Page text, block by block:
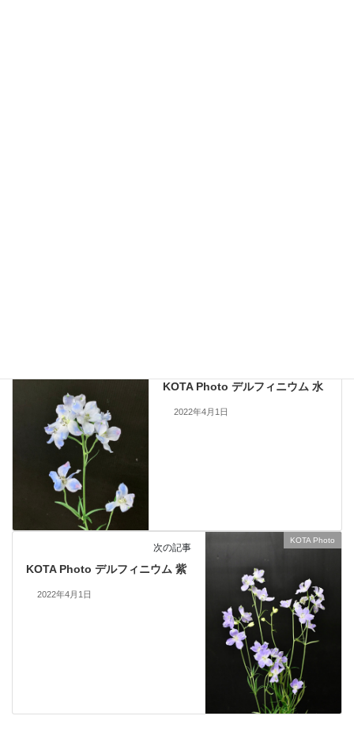
KOTA Photo デルフィニウム 水
2022年4月1日
KOTA Photo
次の記事
KOTA Photo デルフィニウム 紫
2022年4月1日